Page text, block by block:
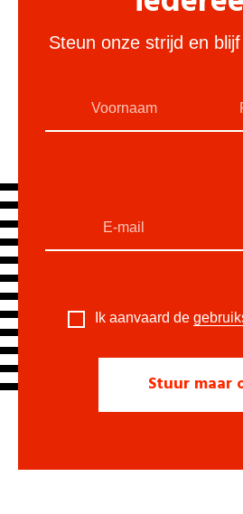
Steun onze strijd en
Ik aanvaard de